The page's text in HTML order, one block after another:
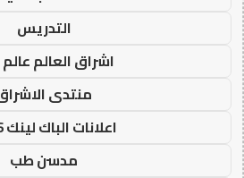
التدريس
اشراق العالم عالم
منتدى
اعلانات الباك لينك 2026
مدسن طب